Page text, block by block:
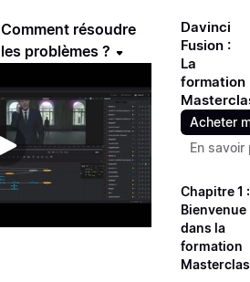
Comment résoudre
les problèmes ?
Davinci
Fusion :
La
formation
Acheter
En savoir
Chapitre 1 :
Bienvenue
dans la
formation